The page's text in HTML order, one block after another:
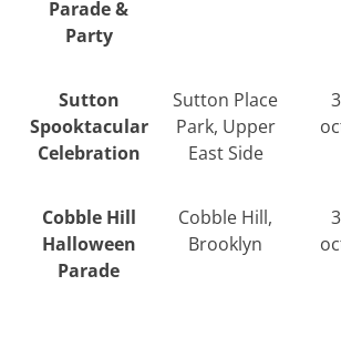
Parade &
Party
Sutton
Spooktacular
Celebration
Sutton Place
Park, Upper
East Side
Cobble Hill
Halloween
Parade
Cobble Hill,
Brooklyn